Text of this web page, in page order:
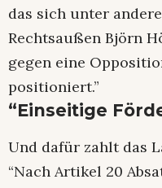
das sich unter
Rechtsaußen Björn
gegen eine
positioniert.”
“Einseitige
Und dafür zahlt das
“Nach Artikel 20